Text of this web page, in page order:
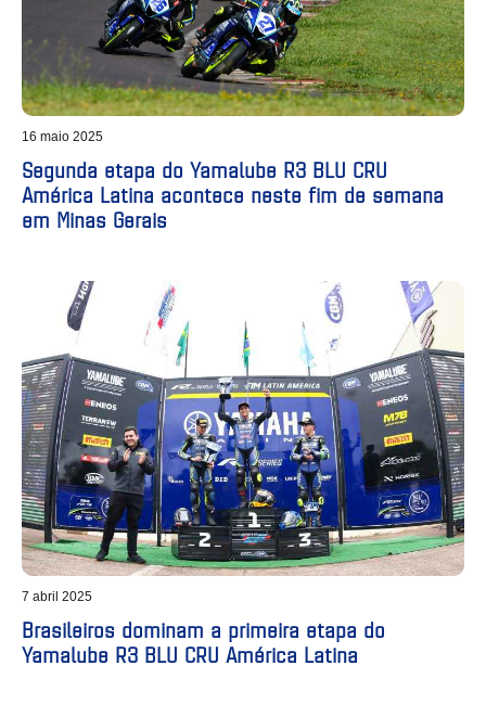
16 maio 2025
Segunda etapa do Yamalube R3 BLU CRU
América Latina acontece neste fim de semana
em Minas Gerais
7 abril 2025
Brasileiros dominam a primeira etapa do
Yamalube R3 BLU CRU América Latina